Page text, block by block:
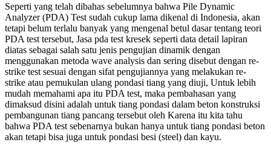
Seperti yang telah dibahas sebelumnya bahwa Pile Dynamic
Analyzer (PDA) Test sudah cukup lama dikenal di Indonesia, akan
tetapi belum terlalu banyak yang mengenal betul dasar tentang teori
PDA test tersebut, Jasa pda test kresek seperti data detail lapiran
diatas sebagai salah satu jenis pengujian dinamik dengan
menggunakan metoda wave analysis dan sering disebut dengan re-
strike test sesuai dengan sifat pengujiannya yang melakukan re-
strike atau pemukulan ulang pondasi tiang yang diuji, Untuk lebih
mudah memahami apa itu PDA test, maka pembahasan yang
dimaksud disini adalah untuk tiang pondasi dalam beton konstruksi
pembangunan tiang pancang tersebut oleh Karena itu kita tahu
bahwa PDA test sebenarnya bukan hanya untuk tiang pondasi beton
akan tetapi bisa juga untuk pondasi besi (steel) dan kayu.